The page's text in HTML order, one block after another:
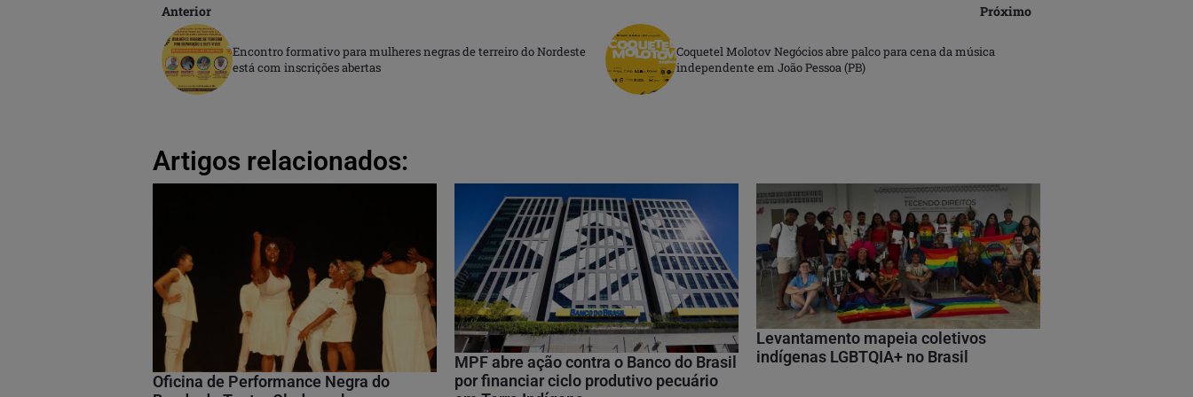
Anterior
Encontro formativo para mulheres negras de terreiro do Nordeste
está com inscrições abertas
Próximo
Coquetel Molotov Negócios abre palco para cena da música
independente em João Pessoa (PB)
Artigos relacionados:
Oficina de Performance Negra do
MPF abre ação contra o Banco do Brasil
por financiar ciclo produtivo pecuário
Levantamento mapeia coletivos
indígenas LGBTQIA+ no Brasil